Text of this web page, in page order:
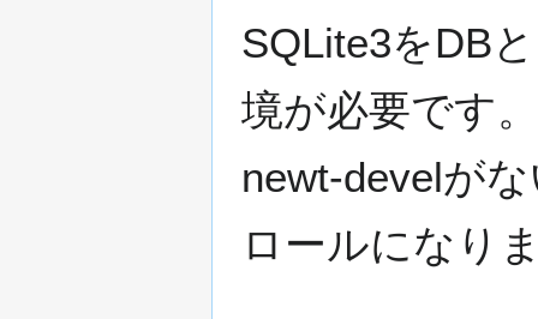
SQLite3をDB
境が必要です。
newt-develが
ロールになり